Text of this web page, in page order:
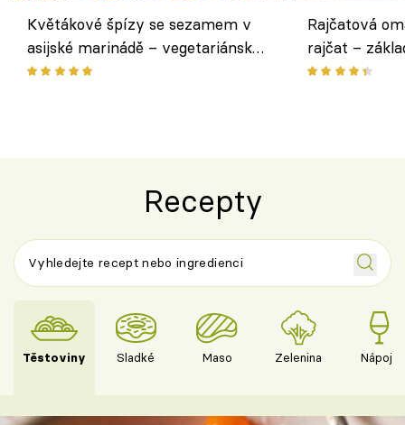
Květákové špízy se sezamem v
asijské marinádě – vegetariánská
chuťovka z grilu
Rajčatová
rajčat –
Recepty
Těstoviny Sladké Maso Zelenina Nápoje